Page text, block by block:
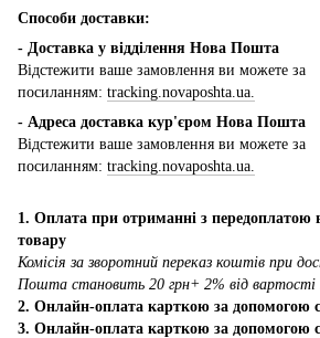
Способи доставки:
- Доставка у відділення Нова Пошта
Відстежити ваше замовлення ви можете за
посиланням: tracking.novaposhta.ua.
- Адреса доставка кур'єром Нова Пошта
Відстежити ваше замовлення ви можете за
посиланням: tracking.novaposhta.ua.
1. Оплата при отриманні з передоплатою
товару
Комісія за зворотний переказ коштів при
Пошта становить 20 грн+ 2% від вартості
2. Онлайн-оплата карткою за допомогою
3. Онлайн-оплата карткою за допомогою